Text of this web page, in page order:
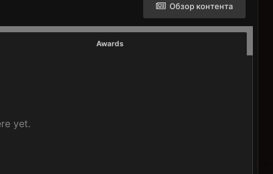
Обзор контента
Awards
yet.